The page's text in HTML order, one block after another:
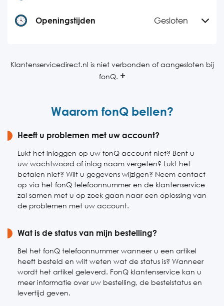
Openingstijden Gesloten
Dinsdag
09:00-22:00
09:00-22:00
Zaterdag
Zondag
10:00-17:00
Klantenservicedirect.nl is niet verbonden of aangesloten bij
fonQ.
Waarom fonQ bellen?
Heeft u problemen met uw account?
Lukt het inloggen op uw fonQ account niet? Bent u
uw wachtwoord of inlog naam vergeten? Lukt het
betalen niet? Wilt u gegevens wijzigen? Neem contact
op via het fonQ telefoonnummer en de klantenservice
zal samen met u op zoek gaan naar een oplossing van
de problemen met uw account.
Wat is de status van mijn bestelling?
Bel het fonQ telefoonnummer wanneer u een artikel
heeft besteld en wilt weten wat de status is? Wanneer
wordt het artikel geleverd. FonQ klantenservice kan u
meer informatie over uw bestelling, de bestelstatus en
levertijd geven.